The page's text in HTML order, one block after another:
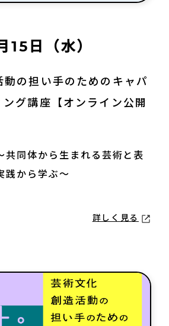
日（水）
の担い手のためのキャパ
グ講座【オンライン公開
共同体から生まれる芸術と表
践から学ぶ～
詳しく見る